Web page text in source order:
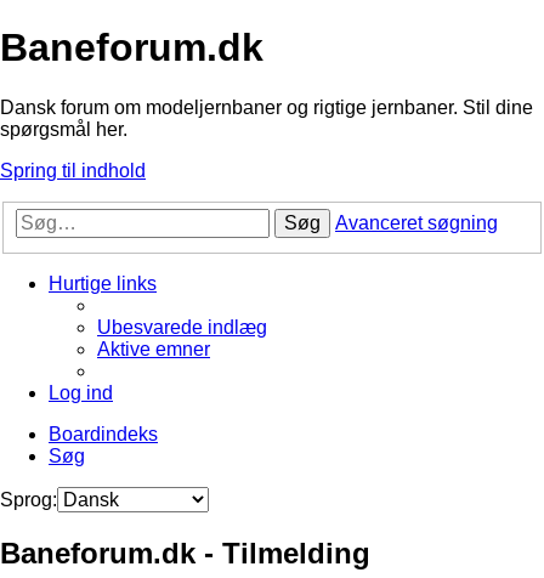
Baneforum.dk
Dansk forum om modeljernbaner og rigtige jernbaner. Stil dine
spørgsmål her.
Spring til indhold
Søg Avanceret søgning
Hurtige links
Ubesvarede indlæg
Aktive emner
Log ind
Boardindeks
Søg
Sprog:
Baneforum.dk - Tilmelding